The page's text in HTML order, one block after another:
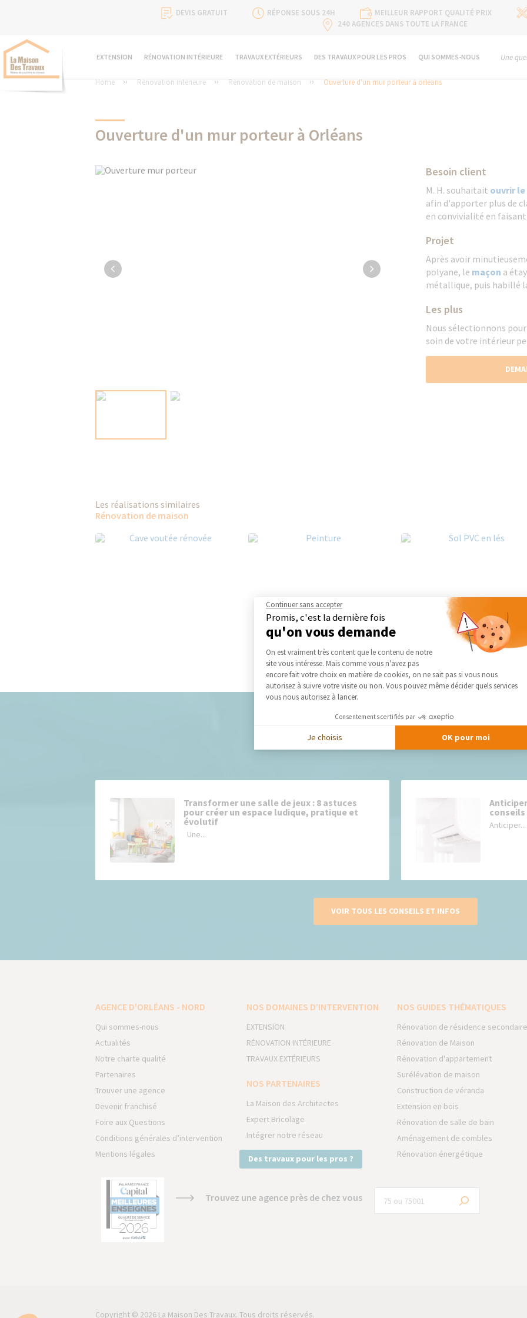
DEVIS GRATUIT RÉPONSE SOUS 24H MEILLEUR RAPPORT QUALITÉ PRIX
240 AGENCES DANS TOUTE LA FRANCE
EXTENSION RÉNOVATION INTÉRIEURE TRAVAUX EXTÉRIEURS DES TRAVAUX POUR LES PROS QUI SOMMES-NOUS Une
Home Rénovation intérieure Rénovation de maison Ouverture d'un mur porteur à orléans
Ouverture d'un mur porteur à Orléans
Besoin client
M. H. souhaitait ouvrir
afin d'apporter plus de
en convivialité en faisant
Projet
Après avoir
polyane, le maçon a
métallique, puis habillé
Les plus
Nous sélectionnons
soin de votre intérieur
Les réalisations similaires
Rénovation de maison
Nos derniers conseils et actus
Transformer une salle de jeux : 8 astuces
pour créer un espace ludique, pratique et
évolutif
Une...
conseils
Anticiper...
VOIR TOUS LES CONSEILS ET INFOS
AGENCE D'ORLÉANS - NORD
Qui sommes-nous
Actualités
Notre charte qualité
Partenaires
Trouver une agence
Devenir franchisé
Foire aux Questions
Conditions générales d’intervention
Mentions légales
NOS DOMAINES D’INTERVENTION
EXTENSION
RÉNOVATION INTÉRIEURE
TRAVAUX EXTÉRIEURS
NOS PARTENAIRES
La Maison des Architectes
Expert Bricolage
Intégrer notre réseau
Des travaux pour les pros ?
NOS GUIDES THÉMATIQUES
Rénovation de résidence secondaire
Rénovation de Maison
Rénovation d'appartement
Surélévation de maison
Construction de véranda
Extension en bois
Rénovation de salle de bain
Aménagement de combles
Rénovation énergétique
Trouvez une agence près de chez vous
Copyright © 2026 La Maison Des Travaux. Tous droits réservés.
Continuer sans accepter
Promis, c'est la dernière fois
qu'on vous demande
Plateforme de Gestion du Consentement :
On est vraiment très content que le contenu de notre
site vous intéresse. Mais comme vous n'avez pas
encore fait votre choix en matière de cookies, on ne sait pas si vous nous
autorisez à suivre votre visite ou non. Vous pouvez même décider quels services
vous nous autorisez à lancer.
Consentements certifiés par
Je choisis OK pour moi
Axeptio consent